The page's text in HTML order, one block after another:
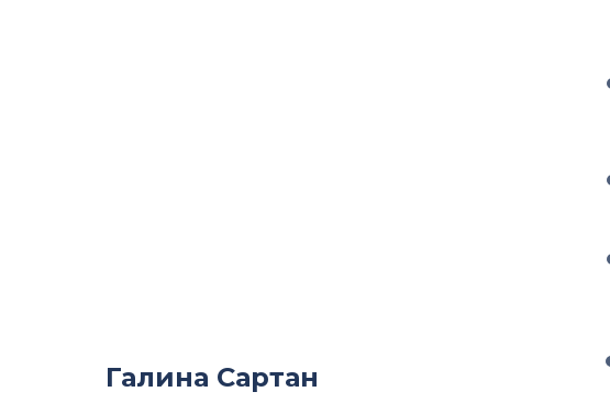
Галина Сартан